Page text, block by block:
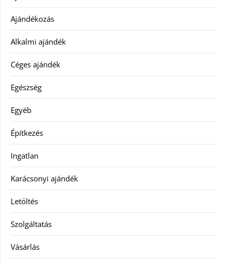
Ajándékozás
Alkalmi ajándék
Céges ajándék
Egészség
Egyéb
Építkezés
Ingatlan
Karácsonyi ajándék
Letöltés
Szolgáltatás
Vásárlás